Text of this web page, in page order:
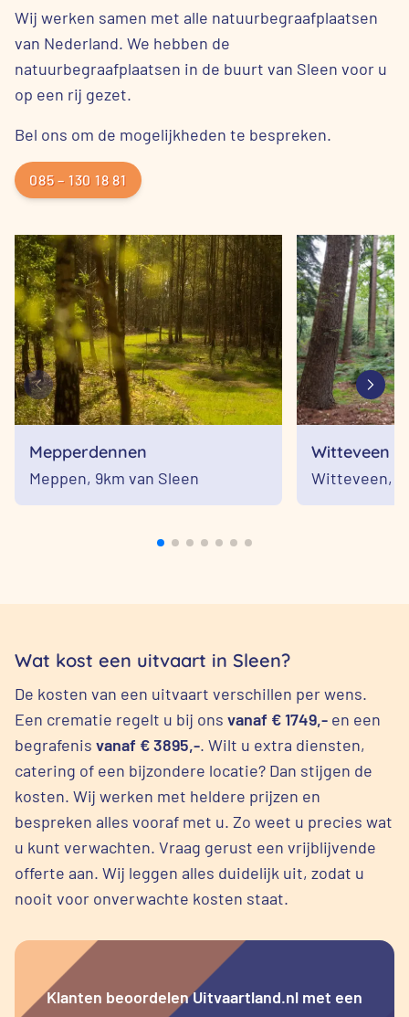
Wij werken samen met alle natuurbegraafplaatsen
van Nederland. We hebben de
natuurbegraafplaatsen in de buurt van Sleen voor u
op een rij gezet.
Bel ons om de mogelijkheden te bespreken.
085 – 130 18 81
Mepperdennen
Meppen, 9km van Sleen
Witteveen
Witteveen,
Wat kost een uitvaart in Sleen?
De kosten van een uitvaart verschillen per wens.
Een crematie regelt u bij ons vanaf € 1749,- en een
begrafenis vanaf € 3895,-. Wilt u extra diensten,
catering of een bijzondere locatie? Dan stijgen de
kosten. Wij werken met heldere prijzen en
bespreken alles vooraf met u. Zo weet u precies wat
u kunt verwachten. Vraag gerust een vrijblijvende
offerte aan. Wij leggen alles duidelijk uit, zodat u
nooit voor onverwachte kosten staat.
Klanten beoordelen Uitvaartland.nl met een